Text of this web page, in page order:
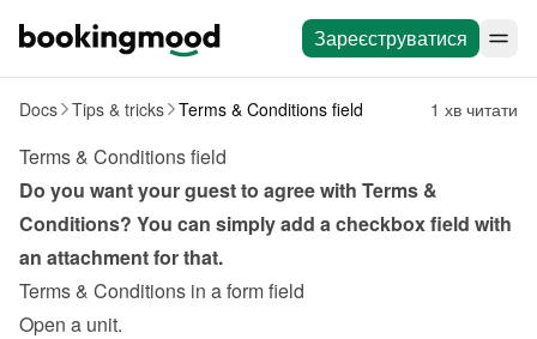
Зареєструватися
Docs Tips & tricks Terms & Conditions field 1 хв читати
Terms & Conditions field
Do you want your guest to agree with Terms &
Conditions? You can simply add a checkbox field with
an attachment for that.
Terms & Conditions in a form field
Open a unit.